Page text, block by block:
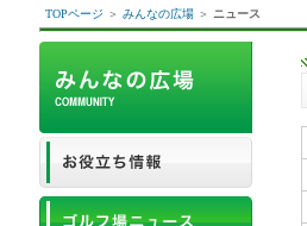
TOPページ ＞ みんなの広場 ＞ ニュース